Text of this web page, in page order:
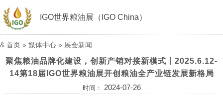
IGO世界粮油展（IGO China）
& 首页 » 媒体中心 » 展会新闻
聚焦粮油品牌化建设，创新产销对接新模式丨2025.6.12-
14第18届IGO世界粮油展开创粮油全产业链发展新格局
时间： 2024-07-26